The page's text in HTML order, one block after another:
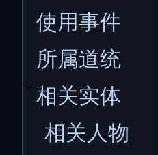
使用事件
所属道统
相关实体
开关相关实体子章节
相关人物